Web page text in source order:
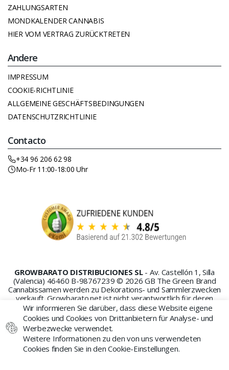
ZAHLUNGSARTEN
MONDKALENDER CANNABIS
HIER VOM VERTRAG ZURÜCKTRETEN
Andere
IMPRESSUM
COOKIE-RICHTLINIE
ALLGEMEINE GESCHÄFTSBEDINGUNGEN
DATENSCHUTZRICHTLINIE
Contacto
+34 96 206 62 98
Mo-Fr 11:00-18:00 Uhr
GROWBARATO DISTRIBUCIONES SL - Av. Castellón 1, Silla
(Valencia) 46460 B-98767239 © 2026 GB The Green Brand
Cannabissamen werden zu Dekorations- und Sammlerzwecken
verkauft. Growbarato.net ist nicht verantwortlich für deren
Missbrauch oder Anbau.
Wir informieren Sie darüber, dass diese Website eigene
Cookies und Cookies von Drittanbietern für Analyse- und
Werbezwecke verwendet.
Weitere Informationen zu den von uns verwendeten
Cookies finden Sie in den Cookie-Einstellungen.